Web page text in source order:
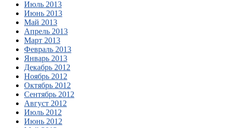
Июль 2013
Июнь 2013
Май 2013
Апрель 2013
Март 2013
Февраль 2013
Январь 2013
Декабрь 2012
Ноябрь 2012
Октябрь 2012
Сентябрь 2012
Август 2012
Июль 2012
Июнь 2012